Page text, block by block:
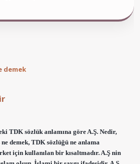
demek
TDK sözlük anlamına göre A.Ş. Nedir,
demek, TDK sözlüğü ne anlama
için kullanılan bir kısaltmadır. A.Ş nin